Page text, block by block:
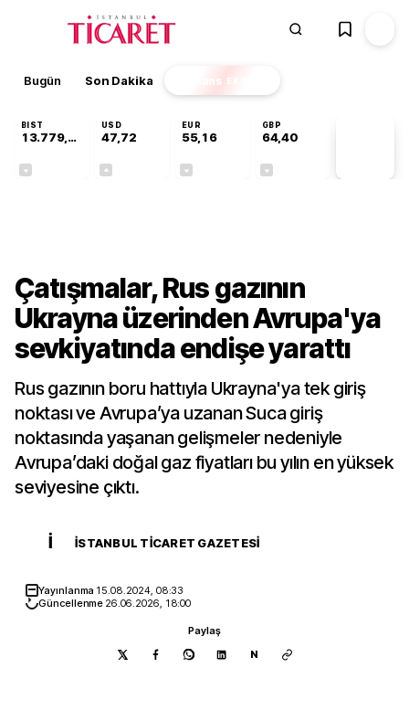
Bugün Son Dakika Finans EKSTRA
BIST
13.779,39
USD
47,72
EUR
55,16
GBP
64,40
Çatışmalar, Rus gazının
Ukrayna üzerinden Avrupa'ya
sevkiyatında endişe yarattı
Rus gazının boru hattıyla Ukrayna'ya tek giriş
noktası ve Avrupa’ya uzanan Suca giriş
noktasında yaşanan gelişmeler nedeniyle
Avrupa’daki doğal gaz fiyatları bu yılın en yüksek
seviyesine çıktı.
İ İSTANBUL TICARET GAZETESI
Yayınlanma 15.08.2024, 08:33
Güncellenme 26.06.2026, 18:00
Paylaş
N